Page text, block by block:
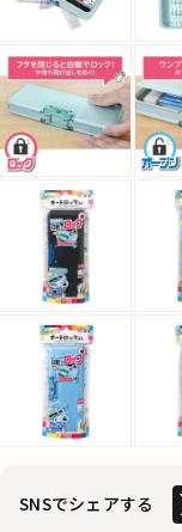
SNSでシェアする